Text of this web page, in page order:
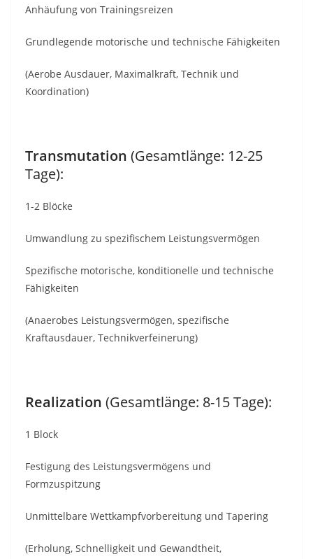
Anhäufung von Trainingsreizen
Grundlegende motorische und technische Fähigkeiten
(Aerobe Ausdauer, Maximalkraft, Technik und
Koordination)
Transmutation (Gesamtlänge: 12-25
Tage):
1-2 Blöcke
Umwandlung zu spezifischem Leistungsvermögen
Spezifische motorische, konditionelle und technische
Fähigkeiten
(Anaerobes Leistungsvermögen, spezifische
Kraftausdauer, Technikverfeinerung)
Realization (Gesamtlänge: 8-15 Tage):
1 Block
Festigung des Leistungsvermögens und
Formzuspitzung
Unmittelbare Wettkampfvorbereitung und Tapering
(Erholung, Schnelligkeit und Gewandtheit,